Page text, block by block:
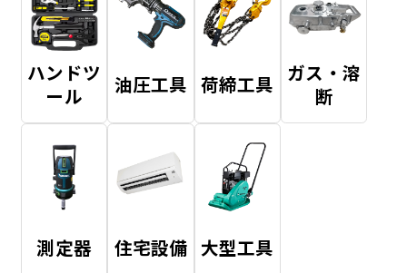
ハンドツ
ール
油圧工具 荷締工具 ガス・溶
断
測定器 住宅設備 大型工具